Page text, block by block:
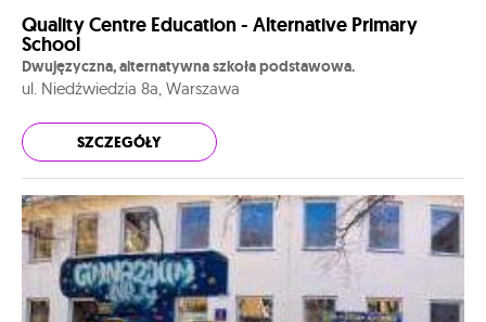
Quality Centre Education - Alternative Primary
School
Dwujęzyczna, alternatywna szkoła podstawowa.
ul. Niedźwiedzia 8a, Warszawa
SZCZEGÓŁY